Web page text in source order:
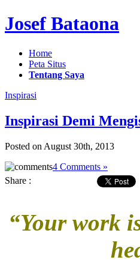
Josef Bataona
Home
Peta Situs
Tentang Saya
Inspirasi
Inspirasi Demi
Posted on August 30th, 2013
4 Comments »
Share :
“Your work